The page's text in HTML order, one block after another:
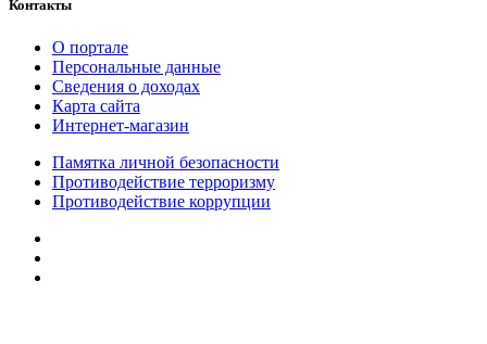
Контакты
О портале
Персональные данные
Сведения о доходах
Карта сайта
Интернет-магазин
Памятка личной безопасности
Противодействие терроризму
Противодействие коррупции